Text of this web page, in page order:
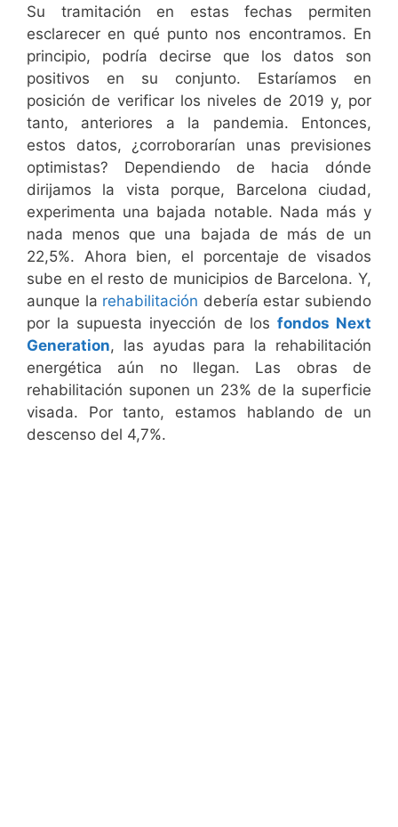
Su tramitación en estas fechas permiten
esclarecer en qué punto nos encontramos. En
principio, podría decirse que los datos son
positivos en su conjunto. Estaríamos en
posición de verificar los niveles de 2019 y, por
tanto, anteriores a la pandemia. Entonces,
estos datos, ¿corroborarían unas previsiones
optimistas? Dependiendo de hacia dónde
dirijamos la vista porque, Barcelona ciudad,
experimenta una bajada notable. Nada más y
nada menos que una bajada de más de un
22,5%. Ahora bien, el porcentaje de visados
sube en el resto de municipios de Barcelona. Y,
aunque la rehabilitación debería estar subiendo
por la supuesta inyección de los fondos Next
Generation, las ayudas para la rehabilitación
energética aún no llegan. Las obras de
rehabilitación suponen un 23% de la superficie
visada. Por tanto, estamos hablando de un
descenso del 4,7%.